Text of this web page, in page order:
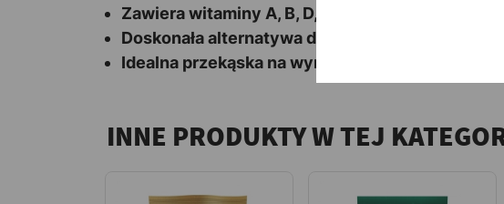
Zawiera witaminy A, B, D, E i K.
Doskonała alternatywa dla słodyczy.
Idealna przekąska na wynos – wygodna i zdrowa.
INNE PRODUKTY W TEJ